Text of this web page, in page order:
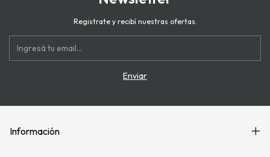
Registrate y recibí nuestras ofertas.
Información